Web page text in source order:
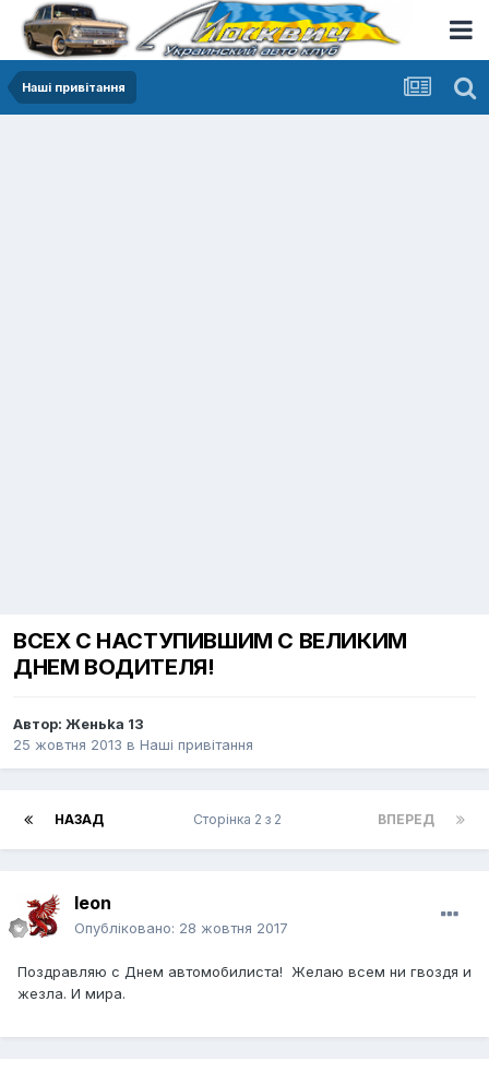
Наші привітання
ВСЕХ С НАСТУПИВШИМ С ВЕЛИКИМ
ДНЕМ ВОДИТЕЛЯ!
Автор: Женьka 13
25 жовтня 2013 в Наші привітання
НАЗАД ВПЕРЕД
Сторінка 2 з 2
leon
Опубліковано: 28 жовтня 2017
Поздравляю с Днем автомобилиста! Желаю всем ни гвоздя и
жезла. И мира.